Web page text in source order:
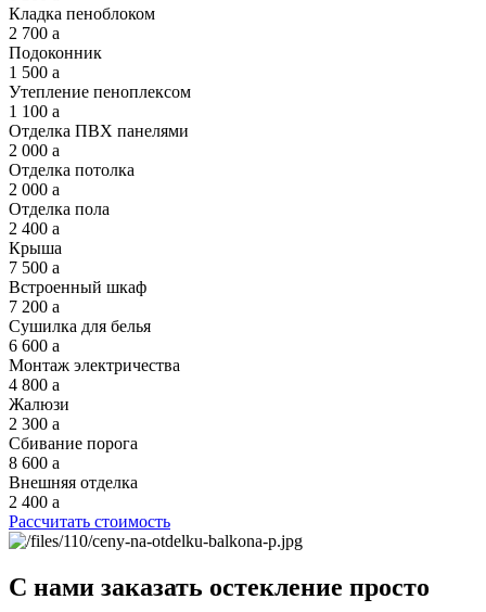
Кладка пеноблоком
2 700 a
Подоконник
1 500 a
Утепление пеноплексом
1 100 a
Отделка ПВХ панелями
2 000 a
Отделка потолка
2 000 a
Отделка пола
2 400 a
Крыша
7 500 a
Встроенный шкаф
7 200 a
Сушилка для белья
6 600 a
Монтаж электричества
4 800 a
Жалюзи
2 300 a
Сбивание порога
8 600 a
Внешняя отделка
2 400 a
Рассчитать стоимость
С нами заказать остекление просто